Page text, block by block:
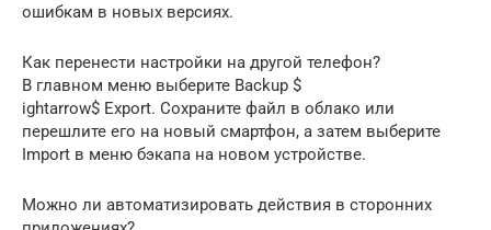
ошибкам в новых версиях.
Как перенести настройки на другой телефон?
В главном меню выберите Backup $
ightarrow$ Export. Сохраните файл в облако или
перешлите его на новый смартфон, а затем выберите
Import в меню бэкапа на новом устройстве.
Можно ли автоматизировать действия в сторонних